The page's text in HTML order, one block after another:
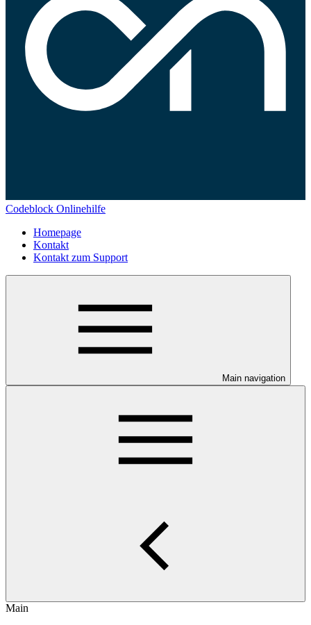
Codeblock Onlinehilfe
Homepage
Kontakt
Kontakt zum Support
Main navigation
Main